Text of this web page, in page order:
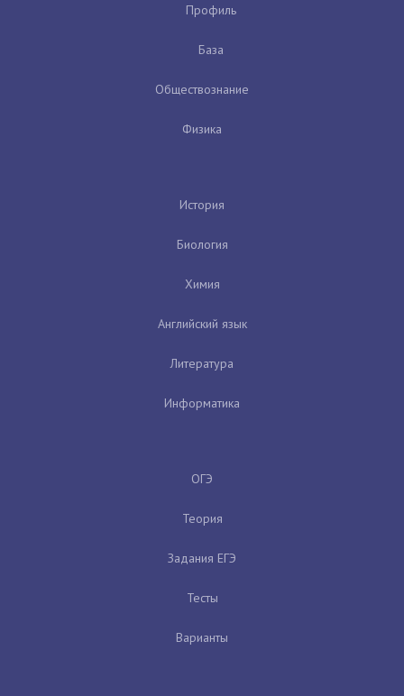
Профиль
База
Обществознание
Физика
История
Биология
Химия
Английский язык
Литература
Информатика
ОГЭ
Теория
Задания ЕГЭ
Тесты
Варианты